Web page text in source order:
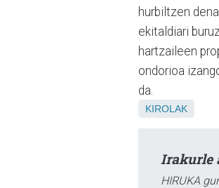
hurbiltzen
ekitaldiari
hartzaileen
ondorioa
da.
KIROLAK
Irakurle
HIRUKA